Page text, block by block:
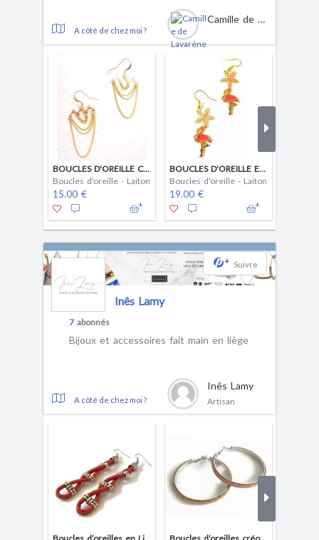
A côté de chez moi ?
Camille de Lavarène
BOUCLES D'OREILLE CHAÎNES
Boucles d'oreille - Laiton
15.00 €
BOUCLES D'OREILLE ETÉ
Boucles d'oreille - Laiton
19.00 €
+ Suivre
Inês Lamy
7 abonnés
Bijoux et accessoires fait main en liège
A côté de chez moi ?
Inês Lamy
Artisan